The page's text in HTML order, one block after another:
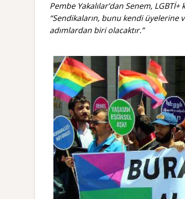
Pembe Yakalılar’dan Senem, LGBTİ+
“Sendikaların, bunu kendi üyelerine
adımlardan biri olacaktır.”